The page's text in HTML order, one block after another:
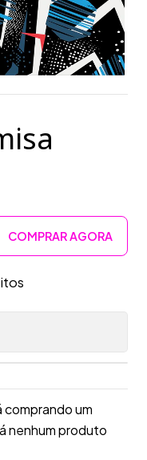
COMPRAR AGORA
um
nenhum produto